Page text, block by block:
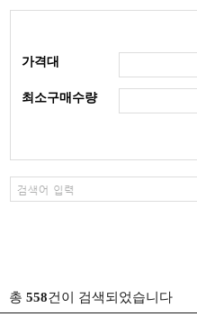
가격대
최소구매수량
총 558건이 검색되었습니다